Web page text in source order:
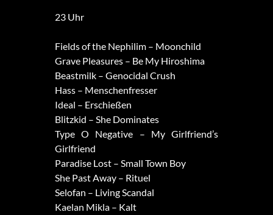
23 Uhr
Fields of the Nephilim – Moonchild
Grave Pleasures – Be My Hiroshima
Beastmilk – Genocidal Crush
Hass – Menschenfresser
Ideal – Erschießen
Blitzkid – She Dominates
Type O Negative – My Girlfriend’s
Girlfriend
Paradise Lost – Small Town Boy
She Past Away – Rituel
Selofan – Living Scandal
Kaelan Mikla – Kalt